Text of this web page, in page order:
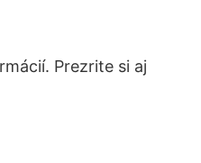
Prezrite si aj